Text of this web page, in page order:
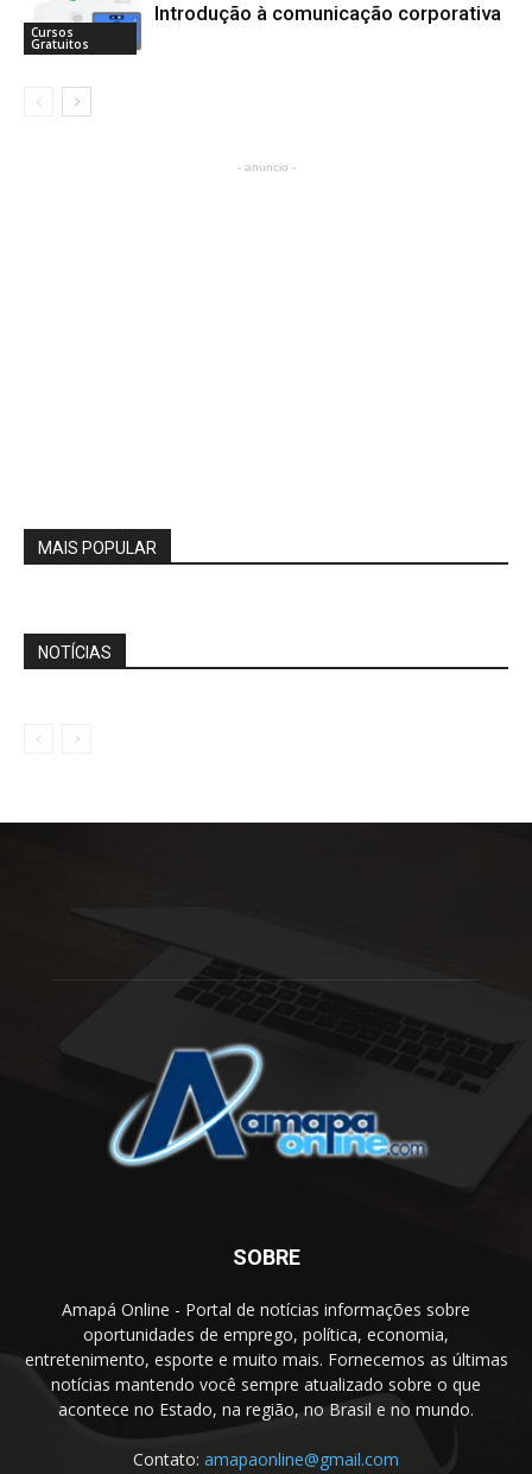
Cursos
Gratuitos
Introdução à comunicação corporativa
- anuncio -
MAIS POPULAR
NOTÍCIAS
SOBRE
Amapá Online - Portal de notícias informações sobre
oportunidades de emprego, política, economia,
entretenimento, esporte e muito mais. Fornecemos as últimas
notícias mantendo você sempre atualizado sobre o que
acontece no Estado, na região, no Brasil e no mundo.
Contato: amapaonline@gmail.com